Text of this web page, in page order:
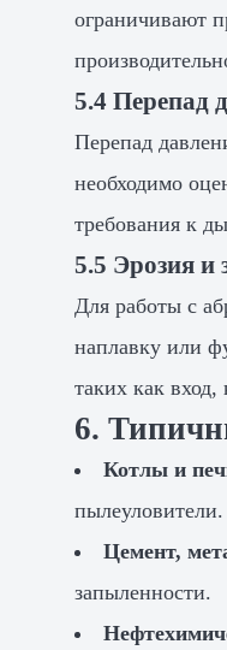
ограничивают
5.4 Перепад
Перепад
необходимо
требования к
5.5 Эрозия и
Для работы с
наплавку или
таких как
6.
Котлы и
пылеуловители.
Цемент,
запыленности.